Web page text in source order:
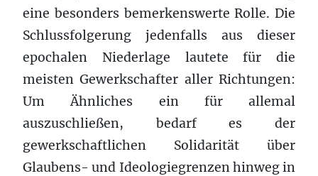
eine besonders bemerkenswerte Rolle. Die
Schlussfolgerung jedenfalls aus dieser
epochalen Niederlage lautete für die
meisten Gewerkschafter aller Richtungen:
Um Ähnliches ein für allemal
auszuschließen, bedarf es der
gewerkschaftlichen Solidarität über
Glaubens- und Ideologiegrenzen hinweg in